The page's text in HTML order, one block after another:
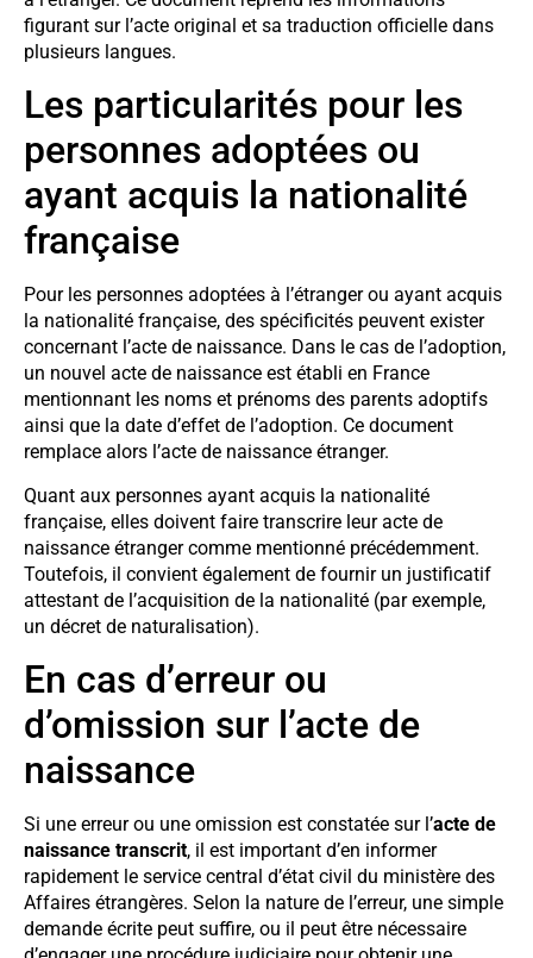
figurant sur l’acte original et sa traduction officielle dans
plusieurs langues.
Les particularités pour les
personnes adoptées ou
ayant acquis la nationalité
française
Pour les personnes adoptées à l’étranger ou ayant acquis
la nationalité française, des spécificités peuvent exister
concernant l’acte de naissance. Dans le cas de l’adoption,
un nouvel acte de naissance est établi en France
mentionnant les noms et prénoms des parents adoptifs
ainsi que la date d’effet de l’adoption. Ce document
remplace alors l’acte de naissance étranger.
Quant aux personnes ayant acquis la nationalité
française, elles doivent faire transcrire leur acte de
naissance étranger comme mentionné précédemment.
Toutefois, il convient également de fournir un justificatif
attestant de l’acquisition de la nationalité (par exemple,
un décret de naturalisation).
En cas d’erreur ou
d’omission sur l’acte de
naissance
Si une erreur ou une omission est constatée sur l’acte de
naissance transcrit, il est important d’en informer
rapidement le service central d’état civil du ministère des
Affaires étrangères. Selon la nature de l’erreur, une simple
demande écrite peut suffire, ou il peut être nécessaire